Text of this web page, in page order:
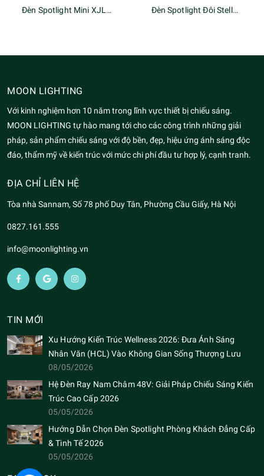
Đèn Spotlight Mini XJL Series Đèn Spotlight Đôi Stella PK-2-LENS Series
MOON LIGHTING
Với kinh nghiệm hơn 10 năm trong lĩnh vực thiết bị chiếu sáng.
MOON LIGHTING tự hào mang tới cho các công trình những giải
pháp, sản phẩm chiếu sáng với độ bền, đẹp, hiệu ứng ánh sáng độc
đáo, thẩm mỹ về kiến trúc với mức chi phí đầu tư hợp lý, cạnh tranh.
ĐỊA CHỈ LIÊN HỆ
Tòa nhà Sannam, Số 78 phố Duy Tân, Phường Cầu Giấy, Hà Nội
0827.161.555
info@moonlighting.vn
TIN MỚI
Xu Hướng Kiến Trúc Wellness 2026: Đưa Ánh Sáng
Nhân Văn (HCL) Vào Không Gian Sống Thượng Lưu
08/05/2026
Hệ Đèn Ray Nam Châm 48V: Giải Pháp Chiếu Sáng Kiến
Trúc Cao Cấp 2026
05/05/2026
Hướng Dẫn Chọn Đèn Spotlight Phòng Khách Đẳng Cấp
& Tinh Tế 2026
05/05/2026